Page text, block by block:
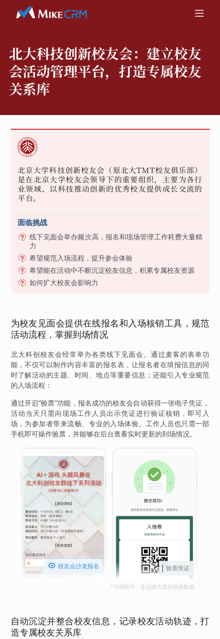
北大科技创新校友会： 建立校友
会活动管理平台，打造专属校友
关系库
北京大学科技创新校友会（原北大TMT校友俱乐部）
是在北京大学校友会领导下的重要组织，主要为各行
业领域、以科技推动创新的优秀校友提供成长交流的
平台。
面临挑战
线下见面会举办频次高，报名和现场管理工作耗费大量精
力
希望规范入场流程，提升参会体验
希望能在活动中不断沉淀校友信息，积累专属校友资源
如何扩大校友会影响力
为校友见面会提供在线报名和入场核销工具，规范
活动流程，掌握到场情况
北大科创校友会经常举办各类线下见面会。通过麦客的表单功
能，不仅可以制作内容丰富的报名表，让报名者在填报信息的同
时了解活动的主题、时间、地点等重要信息；还能引入专业规范
的入场流程：
通过开启“验票”功能，报名成功的校友会自动获得一张电子凭证，
活动当天只需向现场工作人员出示凭证进行验证核销，即可入
场，为参加者带来流畅、专业的入场体验。工作人员也只需一部
手机即可操作验票，并能够在后台查看实时更新的到场情况。
 校友会沙龙报名 验票凭证
*示例图片，非品牌方真实验票数据
自动沉淀并整合校友信息，记录校友活动轨迹，打
造专属校友关系库